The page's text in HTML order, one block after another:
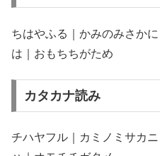
ちはやふる｜かみのみさか
は｜おもちちがため
カタカナ読み
チハヤフル｜カミノミサカ